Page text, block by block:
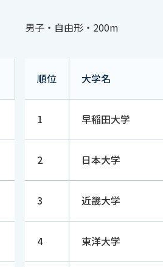
男子・自由形・200m
順位 大学名
1 早稲田大学
2 日本大学
3 近畿大学
4 東洋大学